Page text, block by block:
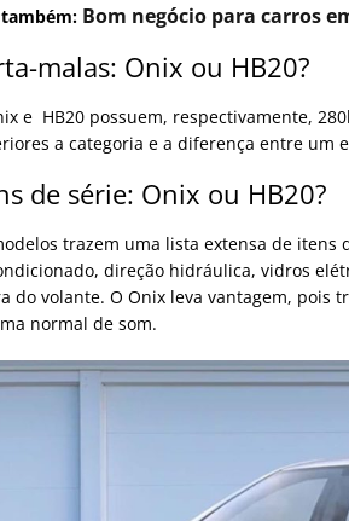
Bom negócio para carros
malas: Onix ou HB20?
e HB20 possuem, respectivamente,
a categoria e a diferença entre um
de série: Onix ou HB20?
trazem uma lista extensa de itens
direção hidráulica, vidros
do volante. O Onix leva vantagem, pois
normal de som.